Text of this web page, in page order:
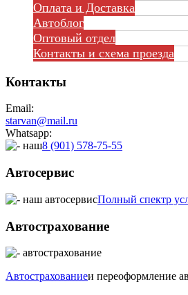
Оплата и Доставка
Автоблог
Оптовый отдел
Контакты и схема проезда
Контакты
Email:
starvan@mail.ru
Whatsapp:
8 (901) 578-75-55
Автосервис
Полный спектр
Автострахование
Автострахованиеи переоформление